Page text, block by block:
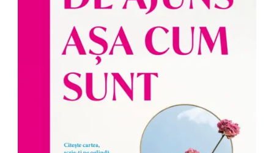
Management si leadership
Resurse umane
Vanzari si marketing
Atlase, dictionare si enciclopedii